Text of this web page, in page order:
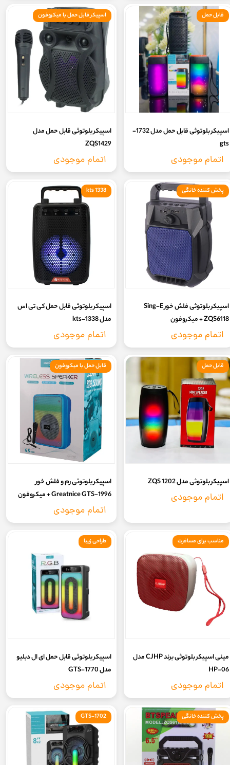
اسپیکر بلوتوثی قابل حمل مدل 1732-
gts‏
اتمام موجودی
قابل حمل
اسپیکر بلوتوثی قابل حمل مدل
ZQS1429
اتمام موجودی
اسپیکر قابل حمل با میکروفون
اسپیکر بلوتوثی فلش خور Sing-E
ZQS6118 + میکروفون
اتمام موجودی
پخش کننده خانگی
اسپیکر بلوتوثی قابل حمل کی تی اس
مدل 1338-kts
اتمام موجودی
kts 1338
اسپیکر بلوتوثی مدل ZQS 1202
اتمام موجودی
قابل حمل
اسپیکر بلوتوثی رم و فلش خور
Greatnice GTS-1996 + میکروفون
اتمام موجودی
قابل حمل با میکروفون
مینی اسپیکر بلوتوثی برند CJHP مدل
HP-06
اتمام موجودی
مناسب برای مسافرت
اسپیکر بلوتوثی قابل حمل ای ال دبلیو
مدل GTS-1770
اتمام موجودی
طراحی زیبا
پخش کننده خانگی GTS-1702